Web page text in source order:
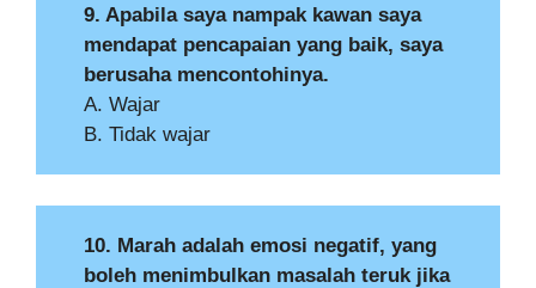
9. Apabila saya nampak kawan saya
mendapat pencapaian yang baik, saya
berusaha mencontohinya.
A. Wajar
B. Tidak wajar
10. Marah adalah emosi negatif, yang
boleh menimbulkan masalah teruk jika